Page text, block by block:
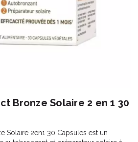
Bronze Solaire 2 en 1 30
Solaire 2en1 30 Capsules est un